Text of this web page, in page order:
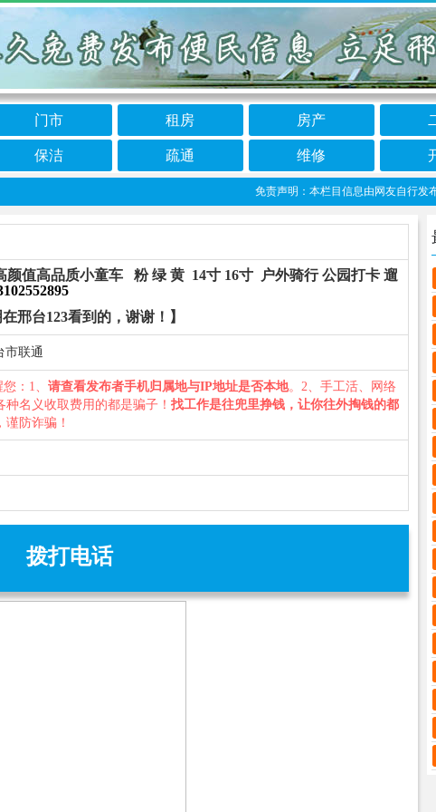
门市 租房 房产
保洁 疏通 维修
免责声明：本栏目信息由网友自行发布
颜值高品质小童车 粉 绿 黄 14寸 16寸 户外骑行 公园打卡 遛
邢台123看到的，谢谢！】
市联通
：1、 请查看发布者手机归属地与IP地址是否本地。2、手工活、网络
名义收取费用的都是骗子！ 找工作是往兜里挣钱，让你往外掏钱的都
谨防诈骗！
拨打电话